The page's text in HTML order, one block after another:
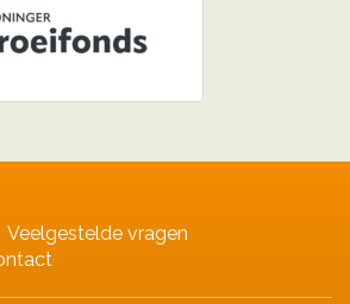
Veelgestelde vragen